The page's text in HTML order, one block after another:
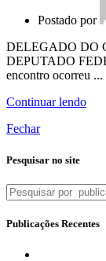
Postado por
DELEGADO DO
DEPUTADO
encontro ocorreu ...
Continuar lendo
Fechar
Pesquisar no site
Publicações Recentes